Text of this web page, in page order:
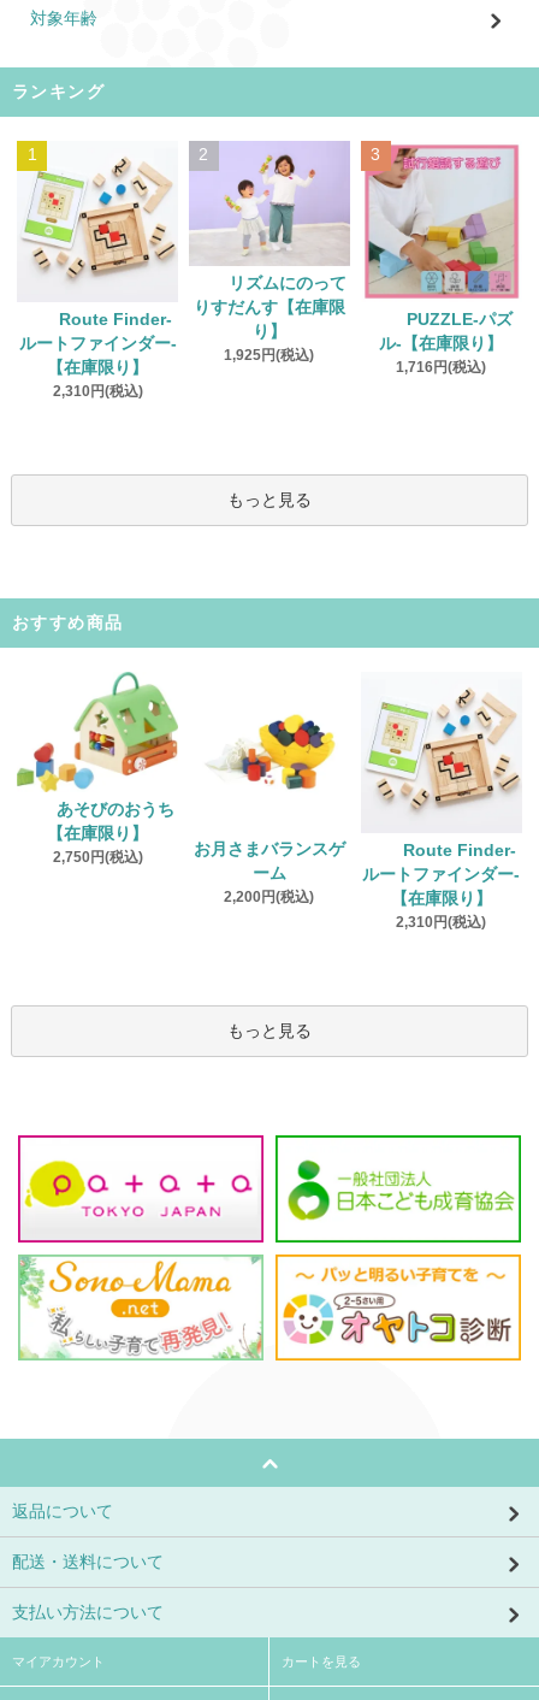
対象年齢
ランキング
1
Route Finder‐
ルートファインダー‐
【在庫限り】
2,310円(税込)
2
リズムにのって
りすだんす【在庫限
り】
1,925円(税込)
3
PUZZLE‐パズ
ル‐【在庫限り】
1,716円(税込)
もっと見る
おすすめ商品
あそびのおうち
【在庫限り】
2,750円(税込)
お月さまバランスゲ
ーム
2,200円(税込)
Route Finder‐
ルートファインダー‐
【在庫限り】
2,310円(税込)
もっと見る
返品について
配送・送料について
支払い方法について
マイアカウント カートを見る